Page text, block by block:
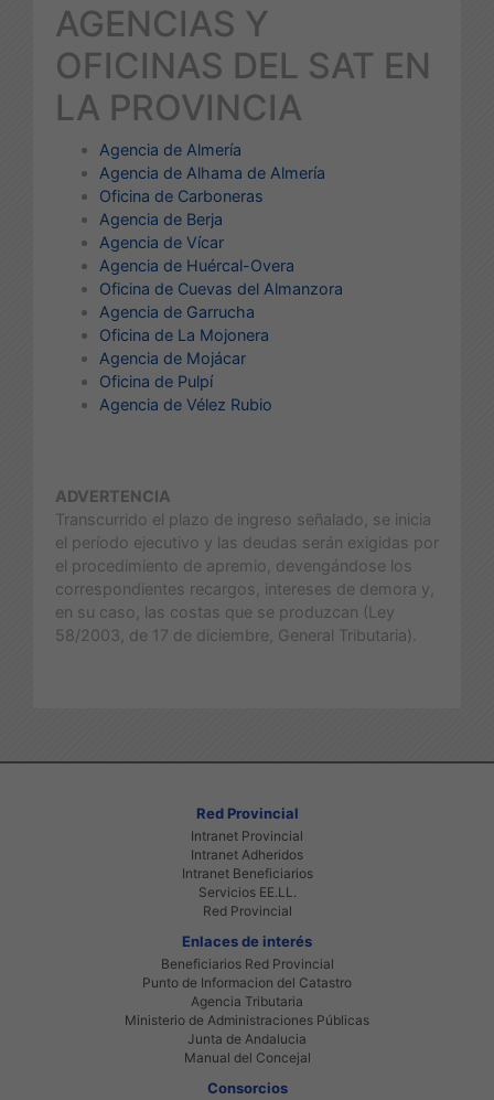
AGENCIAS Y
OFICINAS DEL SAT EN
LA PROVINCIA
Agencia de Almería
Agencia de Alhama de Almería
Oficina de Carboneras
Agencia de Berja
Agencia de Vícar
Agencia de Huércal-Overa
Oficina de Cuevas del Almanzora
Agencia de Garrucha
Oficina de La Mojonera
Agencia de Mojácar
Oficina de Pulpí
Agencia de Vélez Rubio
ADVERTENCIA
Transcurrido el plazo de ingreso señalado, se inicia
el período ejecutivo y las deudas serán exigidas por
el procedimiento de apremio, devengándose los
correspondientes recargos, intereses de demora y,
en su caso, las costas que se produzcan (Ley
58/2003, de 17 de diciembre, General Tributaria).
Red Provincial
Intranet Provincial
Intranet Adheridos
Intranet Beneficiarios
Servicios EE.LL.
Red Provincial
Enlaces de interés
Beneficiarios Red Provincial
Punto de Informacion del Catastro
Agencia Tributaria
Ministerio de Administraciones Públicas
Junta de Andalucia
Manual del Concejal
Consorcios